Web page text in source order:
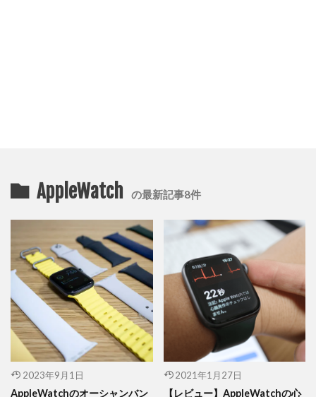
AppleWatch の最新記事8件
2023年9月1日
AppleWatchのオーシャンバン
2021年1月27日
【レビュー】AppleWatchの心